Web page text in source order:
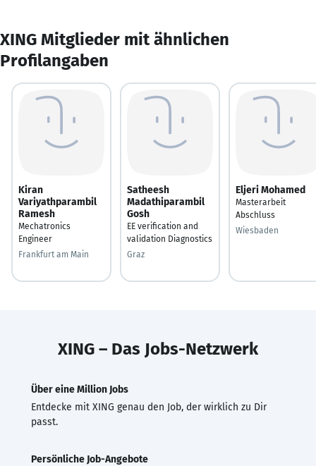
XING Mitglieder mit ähnlichen
Profilangaben
Kiran
Variyathparambil
Ramesh
Mechatronics
Engineer
Frankfurt am Main
Satheesh
Madathiparambil
Gosh
EE verification and
validation Diagnostics
Graz
Eljeri Mohamed
Masterarbeit
Abschluss
Wiesbaden
XING – Das Jobs-Netzwerk
Über eine Million Jobs
Entdecke mit XING genau den Job, der wirklich zu Dir
passt.
Persönliche Job-Angebote